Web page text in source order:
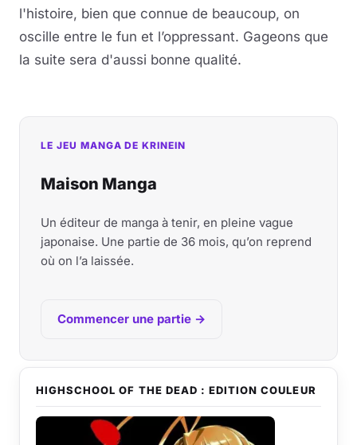
l'histoire, bien que connue de beaucoup, on
oscille entre le fun et l’oppressant. Gageons que
la suite sera d'aussi bonne qualité.
LE JEU MANGA DE KRINEIN
Maison Manga
Un éditeur de manga à tenir, en pleine vague
japonaise. Une partie de 36 mois, qu’on reprend
où on l’a laissée.
Commencer une partie →
HIGHSCHOOL OF THE DEAD : EDITION COULEUR